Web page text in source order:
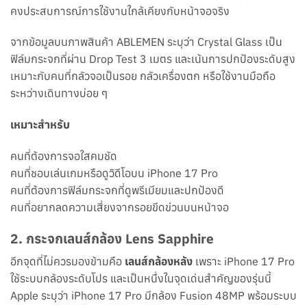
คงประสบการณ์การใช้งานใกล้เคียงกับหน้าจอจริง
จากข้อมูลบนภาพสินค้า ABLEMEN ระบุว่า Crystal Glass เป็น
ฟิล์มกระจกที่ผ่าน Drop Test 3 เมตร และเน้นการปกป้องระดับสูง
เหมาะกับคนที่กลัวจอเป็นรอย กลัวเครื่องตก หรือใช้งานมือถือ
ระหว่างเดินทางบ่อย ๆ
เหมาะสำหรับ
คนที่ต้องการจอใสคมชัด
คนที่ชอบเล่นเกมหรือดูวิดีโอบน iPhone 17 Pro
คนที่ต้องการฟิล์มกระจกที่ดูพรีเมียมและปกป้องดี
คนที่อยากลดความเสี่ยงจากรอยขีดข่วนบนหน้าจอ
2. กระจกเลนส์กล้อง Lens Sapphire
อีกจุดที่ไม่ควรมองข้ามคือ เลนส์กล้องหลัง เพราะ iPhone 17 Pro
ใช้ระบบกล้องระดับโปร และเป็นหนึ่งในจุดเด่นสำคัญของรุ่นนี้
Apple ระบุว่า iPhone 17 Pro มีกล้อง Fusion 48MP พร้อมระบบ